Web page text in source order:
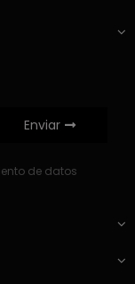
Enviar
de datos